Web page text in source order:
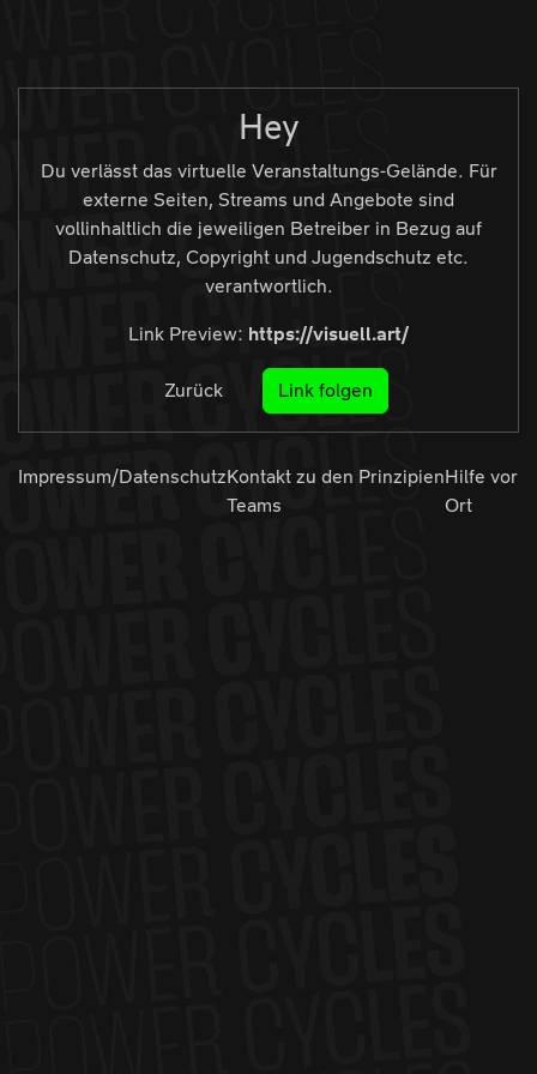
Hey
Du verlässt das virtuelle Veranstaltungs-Gelände. Für
externe Seiten, Streams und Angebote sind
vollinhaltlich die jeweiligen Betreiber in Bezug auf
Datenschutz, Copyright und Jugendschutz etc.
verantwortlich.
Link Preview: https://visuell.art/
Zurück Link folgen
Impressum/DatenschutzKontakt zu den
Teams
PrinzipienHilfe vor
Ort